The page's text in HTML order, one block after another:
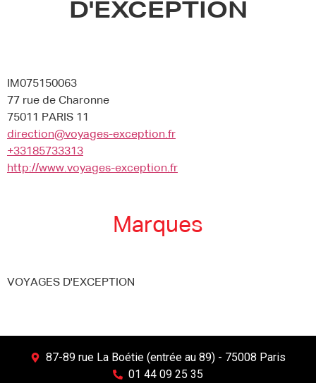
D'EXCEPTION
IM075150063
77 rue de Charonne
75011 PARIS 11
direction@voyages-exception.fr
+33185733313
http://www.voyages-exception.fr
Marques
VOYAGES D'EXCEPTION
87-89 rue La Boétie (entrée au 89) - 75008 Paris
01 44 09 25 35